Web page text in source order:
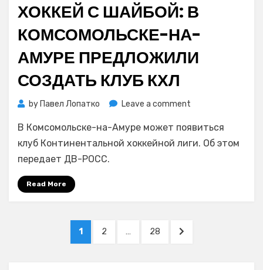
ХОККЕЙ С ШАЙБОЙ: В
КОМСОМОЛЬСКЕ-НА-
АМУРЕ ПРЕДЛОЖИЛИ
СОЗДАТЬ КЛУБ КХЛ
by Павел Лопатко Leave a comment
с
шайбой:
В Комсомольске-на-Амуре может появиться
клуб Континентальной хоккейной лиги. Об этом
передает ДВ-РОСС.
Read More
НавигацияPAGE
1 PAGE
2 … PAGE
28
NEXT